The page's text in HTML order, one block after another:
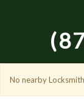
No nearby